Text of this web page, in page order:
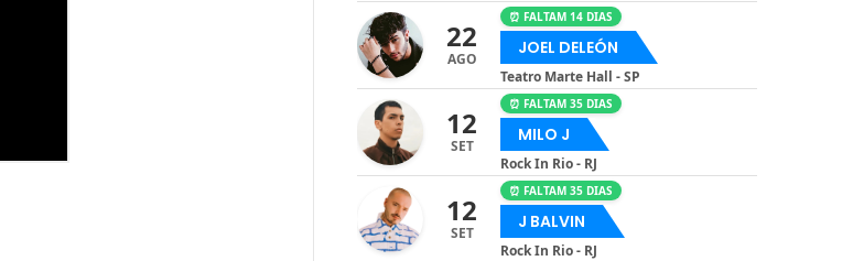
22
AGO
⏰ FALTAM 14 DIAS
JOEL DELEÓN
Teatro Marte Hall - SP
12
SET
⏰ FALTAM 35 DIAS
MILO J
Rock In Rio - RJ
12
SET
⏰ FALTAM 35 DIAS
J BALVIN
Rock In Rio - RJ